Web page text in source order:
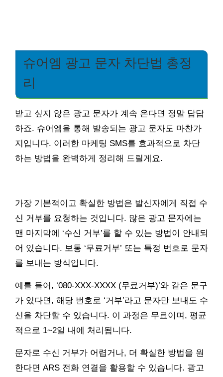
슈어엠 광고 문자 차단법 총정
리
받고 싶지 않은 광고 문자가 계속 온다면 정말 답답
하죠. 슈어엠을 통해 발송되는 광고 문자도 마찬가
지입니다. 이러한 마케팅 SMS를 효과적으로 차단
하는 방법을 완벽하게 정리해 드릴게요.
가장 기본적이고 확실한 방법은 발신자에게 직접 수
신 거부를 요청하는 것입니다. 많은 광고 문자에는
맨 마지막에 ‘수신 거부’를 할 수 있는 방법이 안내되
어 있습니다. 보통 ‘무료거부’ 또는 특정 번호로 문자
를 보내는 방식입니다.
예를 들어, ‘080-XXX-XXXX (무료거부)’와 같은 문구
가 있다면, 해당 번호로 ‘거부’라고 문자만 보내도 수
신을 차단할 수 있습니다. 이 과정은 무료이며, 평균
적으로 1~2일 내에 처리됩니다.
문자로 수신 거부가 어렵거나, 더 확실한 방법을 원
한다면 ARS 전화 연결을 활용할 수 있습니다. 광고